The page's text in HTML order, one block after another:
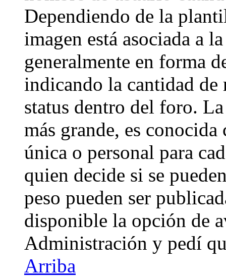
Dependiendo de la
imagen está asociada a
generalmente en forma
indicando la cantidad de
status dentro del foro.
más grande, es
única o personal para
quien decide si se
peso pueden ser
disponible la opción de
Administración y pedí
Arriba